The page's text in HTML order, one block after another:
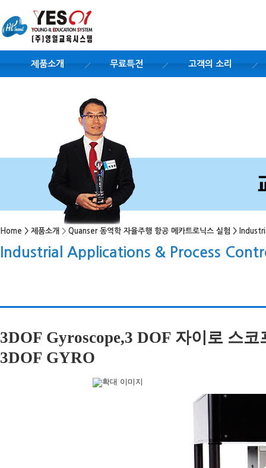
제품소개 무료특전 고객의 소리
Home > 제품소개 > Quanser 동역학 자율주행 항공 메카트로닉스 실험 >
Industrial Applications & Process
3DOF Gyroscope,3 DOF 자이로 스코
3DOF GYRO